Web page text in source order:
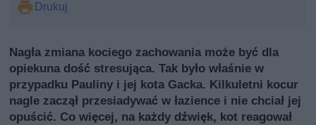
Drukuj
Nagła zmiana kociego zachowania może być dla
opiekuna dość stresująca. Tak było właśnie w
przypadku Pauliny i jej kota Gacka. Kilkuletni kocur
nagle zaczął przesiadywać w łazience i nie chciał jej
opuścić. Co więcej, na każdy dźwięk, kot reagował